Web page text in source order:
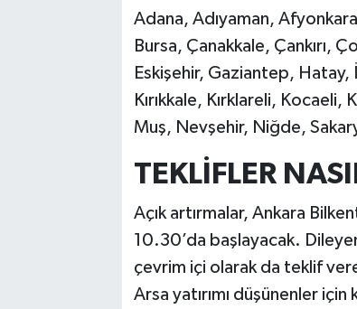
Adana, Adıyaman,
Bursa, Çanakkale, Çankırı,
Eskişehir, Gaziantep,
Kırıkkale, Kırklareli,
Muş, Nevşehir, Niğde,
TEKLİFLER
Açık artırmalar, Ankara
10.30’da başlayacak.
çevrim içi olarak da teklif
Arsa yatırımı düşünenler